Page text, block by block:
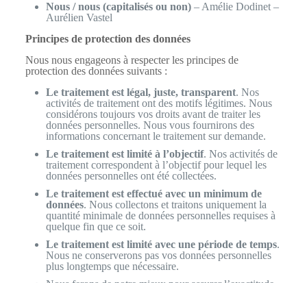
Nous / nous (capitalisés ou non)– Amélie Dodinet –
Aurélien Vastel
Principes de protection des données
Nous nous engageons à respecter les principes de
protection des données suivants :
Le traitement est légal, juste, transparent. Nos
activités de traitement ont des motifs légitimes. Nous
considérons toujours vos droits avant de traiter les
données personnelles. Nous vous fournirons des
informations concernant le traitement sur demande.
Le traitement est limité à l’objectif. Nos activités de
traitement correspondent à l’objectif pour lequel les
données personnelles ont été collectées.
Le traitement est effectué avec un minimum de
données. Nous collectons et traitons uniquement la
quantité minimale de données personnelles requises à
quelque fin que ce soit.
Le traitement est limité avec une période de temps.
Nous ne conserverons pas vos données personnelles
plus longtemps que nécessaire.